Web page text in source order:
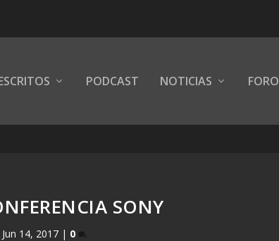
PODCAST NOTICIAS FORO
SONY
Jun 14, 2017| 0